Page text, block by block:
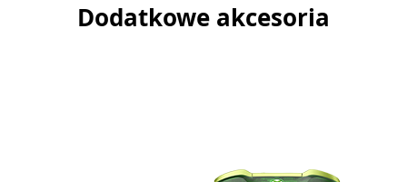
Dodatkowe akcesoria